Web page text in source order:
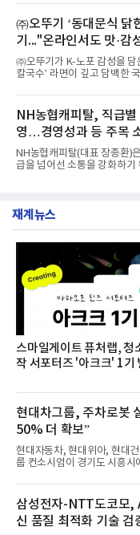
수력원자력, 한국석
떼는 6년 만에 선보이는 8세
교한 선과 면을 중심으로 완
과거 중형 세단 수준으로 확
최고 수준의 안전성 ▲성능과
행 완성도 ▲첨단 편의 및 디지
글로벌 준중형 세단의 새로운
는 가솔린 2.0과 1.6 하이브리
넘
㈜오뚜기 ‘동대문식 닭
기..."온라인서도 맛·감
㈜오뚜기가 K-노포 감성을 담
칼국수’ 라면이 깊고 담백한
혔다.‘동대문식 닭한마리 칼
소비자 호응에 힘입어 지난 7
단 18일 만에 누적 판매량 50
거두었다.이번 신제품은 개발
전문점을 직접 찾아 다니며 최
했다. 자극적이지 않으면서도
개운한 풍미를 더했으며, 국
서도
NH농협캐피탈, 직급
영…경영성과 등 주목
NH농협캐피탈(대표 장종환)
급을 넘어선 소통을 강화하기
영지원부 홍보팀과 2026년 새
쳐 진행됐다.참고로 새로이
세대들로(과장~계장) 구성된
직문화 혁신과 업무 효율성
을 추진하며,새로운 변화와
반에 전파하는 역할
재계뉴스
스마일게이트 퓨처랩, 청
작 서포터즈 '아크크' 1기
현대차그룹, 주차로봇
50% 더 확보”
현대자동차, 현대위아, 현대
룹 컨소시엄이 경기도 시흥시
추진한다고 10일 밝혔다.이
시 규제샌드박스를 통한 스
교통부 승인과 국비 지원을
룹은 이번 실증을 통해 공동주
삼성전자-NTT도코모,
신 품질 최적화 기술 검